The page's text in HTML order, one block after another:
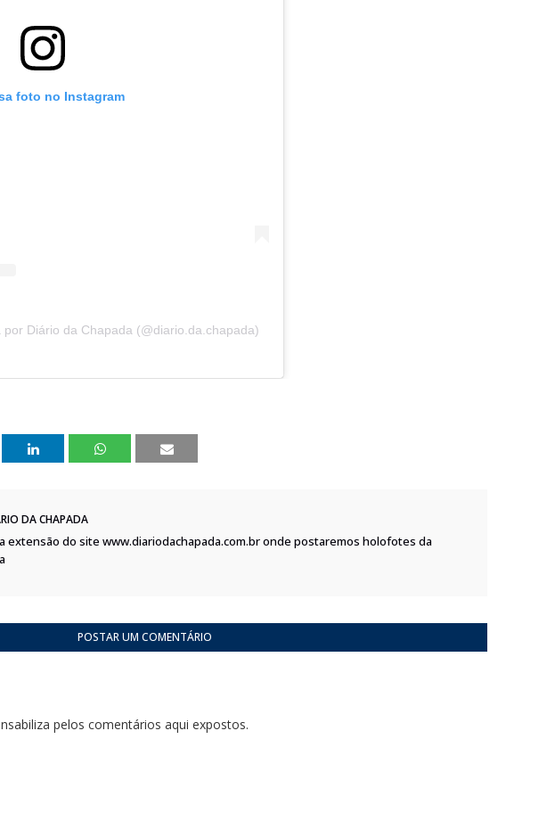
foto no Instagram
Diário da Chapada (@diario.da.chapada)
DA CHAPADA
extensão do site www.diariodachapada.com.br onde postaremos holofotes da
POSTAR UM COMENTÁRIO
pelos comentários aqui expostos.